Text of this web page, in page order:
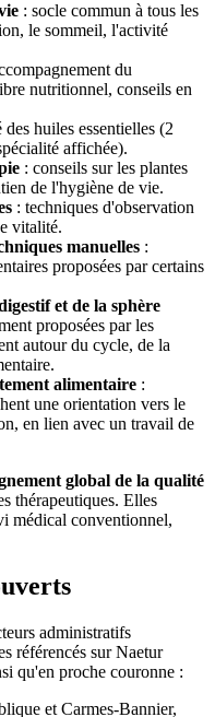
: socle commun à tous les
le sommeil, l'activité
du
nutritionnel, conseils en
des huiles essentielles (2
affichée).
: conseils sur les plantes
de l'hygiène de vie.
: techniques d'observation
vitalité.
manuelles :
proposées par certains
et de la sphère
proposées par les
autour du cycle, de la
alimentaire :
une orientation vers le
en lien avec un travail de
global de la qualité
thérapeutiques. Elles
médical conventionnel,
administratifs
référencés sur Naetur
qu'en proche couronne :
et Carmes-Bannier,